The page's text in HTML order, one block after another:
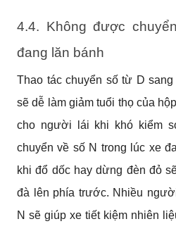
4.4. Không được
đang lăn bánh
Thao tác chuyển số từ D
sẽ dễ làm giảm tuổi thọ của
cho người lái khi khó kiểm
chuyển về số N trong lúc xe
khi đổ dốc hay dừng đèn đỏ
đà lên phía trước. Nhiều
N sẽ giúp xe tiết kiệm nhiên